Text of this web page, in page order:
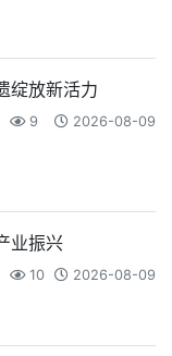
绽放新活力
9 2026-08-09
业振兴
10 2026-08-09